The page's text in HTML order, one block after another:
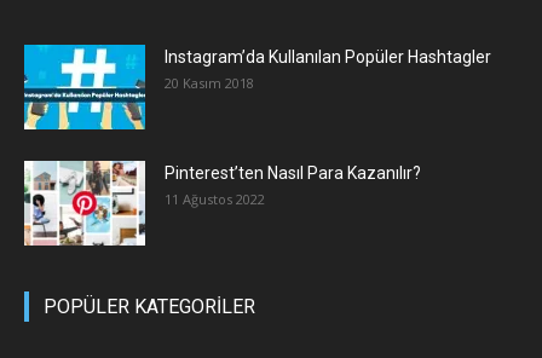
Instagram’da Kullanılan Popüler Hashtagler
20 Kasım 2018
Pinterest’ten Nasıl Para Kazanılır?
11 Ağustos 2022
POPÜLER KATEGORİLER